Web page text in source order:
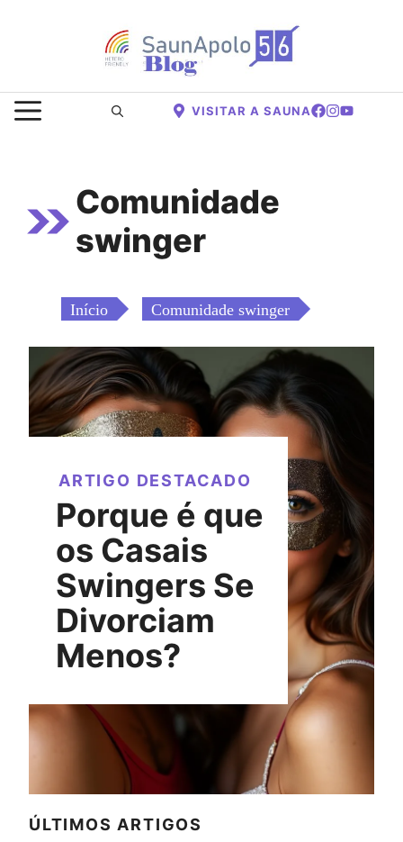
conteúdo
MENU VISITAR A SAUNA
Comunidade
swinger
Início Comunidade swinger
ARTIGO DESTACADO
Porque é que
os Casais
Swingers Se
Divorciam
Menos?
ÚLTIMOS ARTIGOS